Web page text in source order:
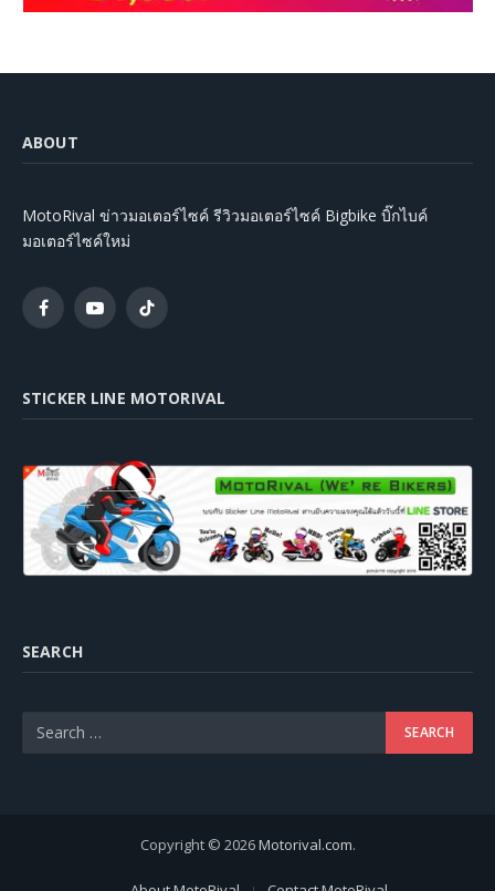
ABOUT
MotoRival ข่าวมอเตอร์ไซค์ รีวิวมอเตอร์ไซค์ Bigbike บิ๊กไบค์
มอเตอร์ไซค์ใหม่
FacebookYouTubeTikTok
STICKER LINE MOTORIVAL
SEARCH
Copyright © 2026Motorival.com.